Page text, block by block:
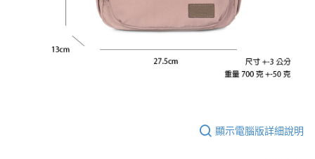
顯示電腦版詳細說明